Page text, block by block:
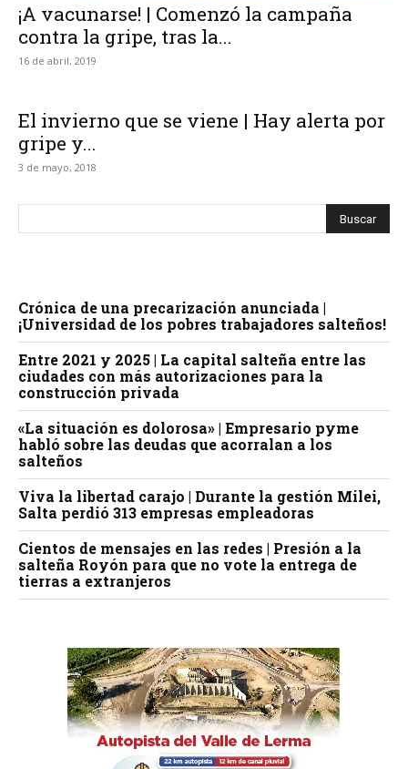
¡A vacunarse! | Comenzó la campaña
contra la gripe, tras la...
16 de abril, 2019
El invierno que se viene | Hay alerta por
gripe y...
3 de mayo, 2018
Crónica de una precarización anunciada |
¡Universidad de los pobres trabajadores salteños!
Entre 2021 y 2025 | La capital salteña entre las
ciudades con más autorizaciones para la
construcción privada
«La situación es dolorosa» | Empresario pyme
habló sobre las deudas que acorralan a los
salteños
Viva la libertad carajo | Durante la gestión Milei,
Salta perdió 313 empresas empleadoras
Cientos de mensajes en las redes | Presión a la
salteña Royón para que no vote la entrega de
tierras a extranjeros